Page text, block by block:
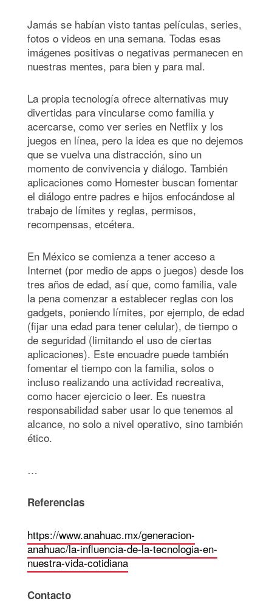
Jamás se habían visto tantas películas, series,
fotos o videos en una semana. Todas esas
imágenes positivas o negativas permanecen en
nuestras mentes, para bien y para mal.
La propia tecnología ofrece alternativas muy
divertidas para vincularse como familia y
acercarse, como ver series en Netflix y los
juegos en línea, pero la idea es que no dejemos
que se vuelva una distracción, sino un
momento de convivencia y diálogo. También
aplicaciones como Homester buscan fomentar
el diálogo entre padres e hijos enfocándose al
trabajo de límites y reglas, permisos,
recompensas, etcétera.
En México se comienza a tener acceso a
Internet (por medio de apps o juegos) desde los
tres años de edad, así que, como familia, vale
la pena comenzar a establecer reglas con los
gadgets, poniendo límites, por ejemplo, de edad
(fijar una edad para tener celular), de tiempo o
de seguridad (limitando el uso de ciertas
aplicaciones). Este encuadre puede también
fomentar el tiempo con la familia, solos o
incluso realizando una actividad recreativa,
como hacer ejercicio o leer. Es nuestra
responsabilidad saber usar lo que tenemos al
alcance, no solo a nivel operativo, sino también
ético.
…
Referencias
https://www.anahuac.mx/generacion-
anahuac/la-influencia-de-la-tecnologia-en-
nuestra-vida-cotidiana
Contacto